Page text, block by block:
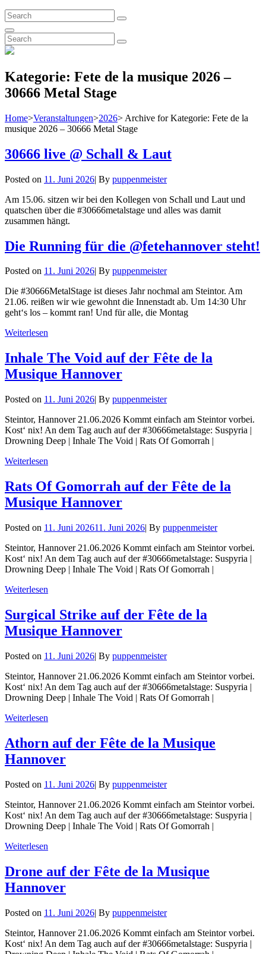
Search
for:
Search
Search
Search
for:
Search
Kategorie: Fete de la musique 2026 –
30666 Metal Stage
Home>Veranstaltungen>2026> Archive forKategorie: Fete de la
musique 2026 – 30666 Metal Stage
30666 live @ Schall & Laut
Posted on 11. Juni 2026| By Byline
puppenmeister
Am 15.06. sitzen wir bei den Kollegen von Schall und Laut und
quatschen über die #30666metalstage und alles was damit
zusammen hängt.
Die Running für die @fetehannover steht!
Posted on 11. Juni 2026| By Byline
puppenmeister
Die #30666MetalStage ist dieses Jahr nochmal am Steintor. Am
21.06. reißen wir wie gewohnt die Innenstadt ab. Um 14:30 Uhr
geht‘s los – kommt ran! Und für alle, die Montag
Weiterlesen
für
die
@fetehannover
Inhale The Void auf der Fête de la
Musique Hannover
Posted on 11. Juni 2026| By Byline
puppenmeister
Steintor, Hannover 21.06.2026 Kommt einfach am Steintor vorbei.
Kost‘ nix! An dem Tag auch auf der #30666metalstage: Suspyria |
Drowning Deep | Inhale The Void | Rats Of Gomorrah |
Weiterlesen
Void
auf
der
de
la
Musique
Hannover
Rats Of Gomorrah auf der Fête de la
Musique Hannover
Posted on 11. Juni 202611. Juni 2026| By Byline
puppenmeister
Steintor, Hannover 21.06.2026 Kommt einfach am Steintor vorbei.
Kost‘ nix! An dem Tag auch auf der #30666metalstage: Suspyria |
Drowning Deep | Inhale The Void | Rats Of Gomorrah |
Weiterlesen
Gomorrah
auf
der
de
la
Musique
Hannover
Surgical Strike auf der Fête de la
Musique Hannover
Posted on 11. Juni 2026| By Byline
puppenmeister
Steintor, Hannover 21.06.2026 Kommt einfach am Steintor vorbei.
Kost‘ nix! An dem Tag auch auf der #30666metalstage: Suspyria |
Drowning Deep | Inhale The Void | Rats Of Gomorrah |
Weiterlesen
der
Fête
la
Musique
Hannover
Athorn auf der Fête de la Musique
Hannover
Posted on 11. Juni 2026| By Byline
puppenmeister
Steintor, Hannover 21.06.2026 Kommt einfach am Steintor vorbei.
Kost‘ nix! An dem Tag auch auf der #30666metalstage: Suspyria |
Drowning Deep | Inhale The Void | Rats Of Gomorrah |
Weiterlesen
Fête
de
Musique
Hannover
Drone auf der Fête de la Musique
Hannover
Posted on 11. Juni 2026| By Byline
puppenmeister
Steintor, Hannover 21.06.2026 Kommt einfach am Steintor vorbei.
Kost‘ nix! An dem Tag auch auf der #30666metalstage: Suspyria |